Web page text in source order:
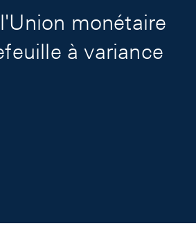
monétaire
à variance